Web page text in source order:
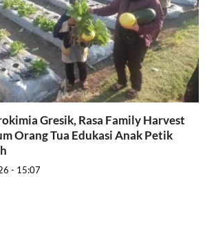
Gresik, Rasa Family Harvest
Orang Tua Edukasi Anak Petik
- 15:07